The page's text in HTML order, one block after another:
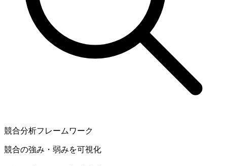
競合分析フレームワーク
競合の強み・弱みを可視化